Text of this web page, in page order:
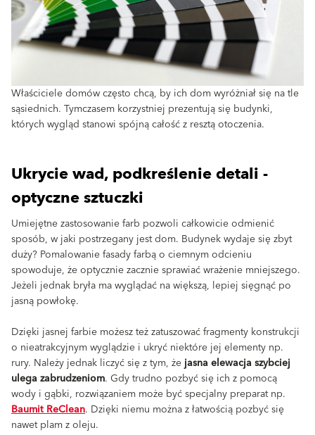
Właściciele domów często chcą, by ich dom wyróżniał się na tle
sąsiednich. Tymczasem korzystniej prezentują się budynki,
których wygląd stanowi spójną całość z resztą otoczenia.
Ukrycie wad, podkreślenie detali -
optyczne sztuczki
Umiejętne zastosowanie farb pozwoli całkowicie odmienić
sposób, w jaki postrzegany jest dom. Budynek wydaje się zbyt
duży? Pomalowanie fasady farbą o ciemnym odcieniu
spowoduje, że optycznie zacznie sprawiać wrażenie mniejszego.
Jeżeli jednak bryła ma wyglądać na większą, lepiej sięgnąć po
jasną powłokę.
Dzięki jasnej farbie możesz też zatuszować fragmenty konstrukcji
o nieatrakcyjnym wyglądzie i ukryć niektóre jej elementy np.
rury. Należy jednak liczyć się z tym, żejasna elewacja szybciej
ulega zabrudzeniom. Gdy trudno pozbyć się ich z pomocą
wody i gąbki, rozwiązaniem może być specjalny preparat np.
Baumit ReClean. Dzięki niemu można z łatwością pozbyć się
nawet plam z oleju.